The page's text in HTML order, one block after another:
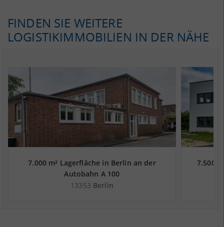
FINDEN SIE WEITERE
LOGISTIKIMMOBILIEN IN DER NÄHE
7.000 m² Lagerfläche in Berlin an der
Autobahn A 100
13353 Berlin
7.500